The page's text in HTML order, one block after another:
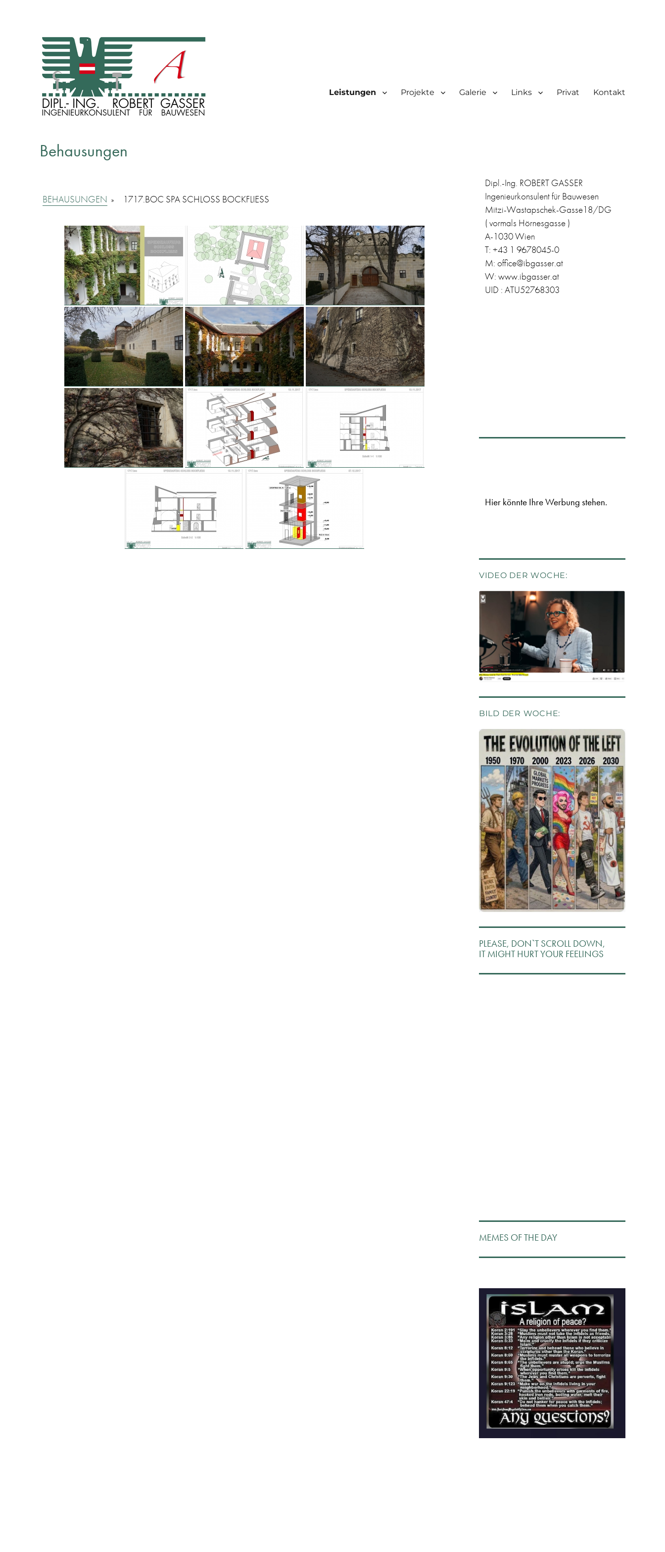
Leistungen Projekte Galerie Links Privat Kontakt
Behausungen
BEHAUSUNGEN » 1717.BOC SPA SCHLOSS BOCKFLIESS
Dipl.-Ing. ROBERT GASSER
Ingenieurkonsulent für Bauwesen
Mitzi-Wastapschek-Gasse18/DG
( vormals Hörnesgasse )
A-1030 Wien
T: +43 1 9678045-0
M: office@ibgasser.at
W: www.ibgasser.at
UID : ATU52768303
Hier könnte Ihre Werbung stehen.
VIDEO DER WOCHE:
BILD DER WOCHE:
PLEASE, DON`T SCROLL DOWN,
IT MIGHT HURT YOUR FEELINGS
MEMES OF THE DAY